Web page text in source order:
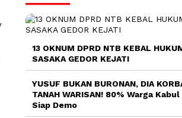
13 OKNUM DPRD NTB KEBAL
SASAKA GEDOR KEJATI
YUSUF BUKAN BURONAN, DIA
TANAH WARISAN! 80% Warga Kabul
Siap Demo